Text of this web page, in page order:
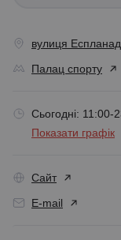
вулиця
Палац спорту
Сьогодні: 11:00-
Показати графік
Сайт
E-mail